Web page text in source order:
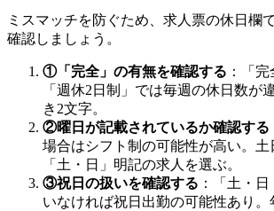
ミスマッチを防ぐため、求人票の休日欄
確認しましょう。
①「完全」の有無を確認する ：「
「週休2日制」では毎週の休日数が
き2文字。
②曜日が記載されているか確認する
場合はシフト制の可能性が高い。土
「土・日」明記の求人を選ぶ。
③祝日の扱いを確認する ：「土・
いなければ祝日出勤の可能性あり